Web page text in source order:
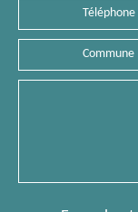
Téléphone
Commune